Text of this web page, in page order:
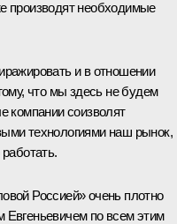
производят необходимые
и в отношении
что мы здесь не будем
компании соизволят
технологиями наш рынок,
Россией» очень плотно
Евгеньевичем по всем этим